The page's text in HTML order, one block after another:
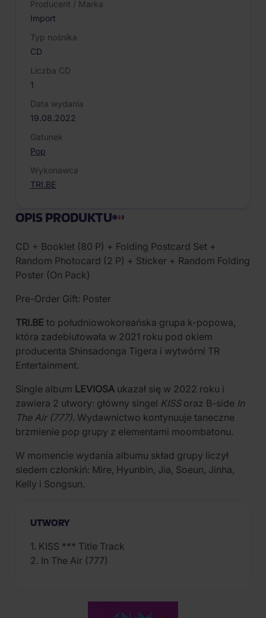
Producent / Marka
Import
Typ nośnika
CD
Liczba CD
1
Data wydania
19.08.2022
Gatunek
Pop
Wykonawca
TRI.BE
OPIS PRODUKTU
CD + Booklet (80 P) + Folding Postcard Set +
Random Photocard (2 P) + Sticker + Random Folding
Poster (On Pack)
Pre-Order Gift: Poster
TRI.BE to południowokoreańska grupa k-popowa,
która zadebiutowała w 2021 roku pod okiem
producenta Shinsadonga Tigera i wytwórni TR
Entertainment.
Single album LEVIOSA ukazał się w 2022 roku i
zawiera 2 utwory: główny singel KISSoraz B-side In
The Air (777). Wydawnictwo kontynuuje taneczne
brzmienie pop grupy z elementami moombatonu.
W momencie wydania albumu skład grupy liczył
siedem członkiń: Mire, Hyunbin, Jia, Soeun, Jinha,
Kelly i Songsun.
UTWORY
1. KISS *** Title Track
2. In The Air (777)